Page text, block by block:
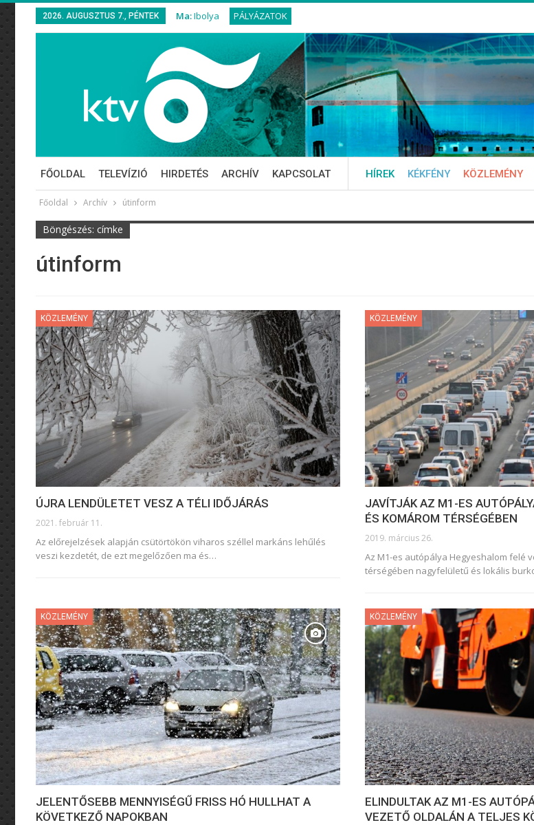
2026. AUGUSZTUS 7., PÉNTEK Ma:Ibolya PÁLYÁZATOK
FŐOLDAL TELEVÍZIÓ HIRDETÉS ARCHÍV KAPCSOLAT HÍREK KÉKFÉNY KÖZLEMÉNY
Főoldal Archív útinform
Böngészés: címke
útinform
KÖZLEMÉNY
ÚJRA LENDÜLETET VESZ A TÉLI IDŐJÁRÁS
2021. február 11.
Az előrejelzések alapján csütörtökön viharos széllel markáns lehűlés
veszi kezdetét, de ezt megelőzően ma és…
KÖZLEMÉNY
JAVÍTJÁK AZ M1-ES
ÉS KOMÁROM TÉRSÉGÉBEN
2019. március 26.
Az M1-es autópálya Hegyeshalom felé
térségében nagyfelületű és lokális
KÖZLEMÉNY
JELENTŐSEBB MENNYISÉGŰ FRISS HÓ HULLHAT A
KÖVETKEZŐ NAPOKBAN
KÖZLEMÉNY
ELINDULTAK AZ M1-ES
VEZETŐ OLDALÁN A TELJES